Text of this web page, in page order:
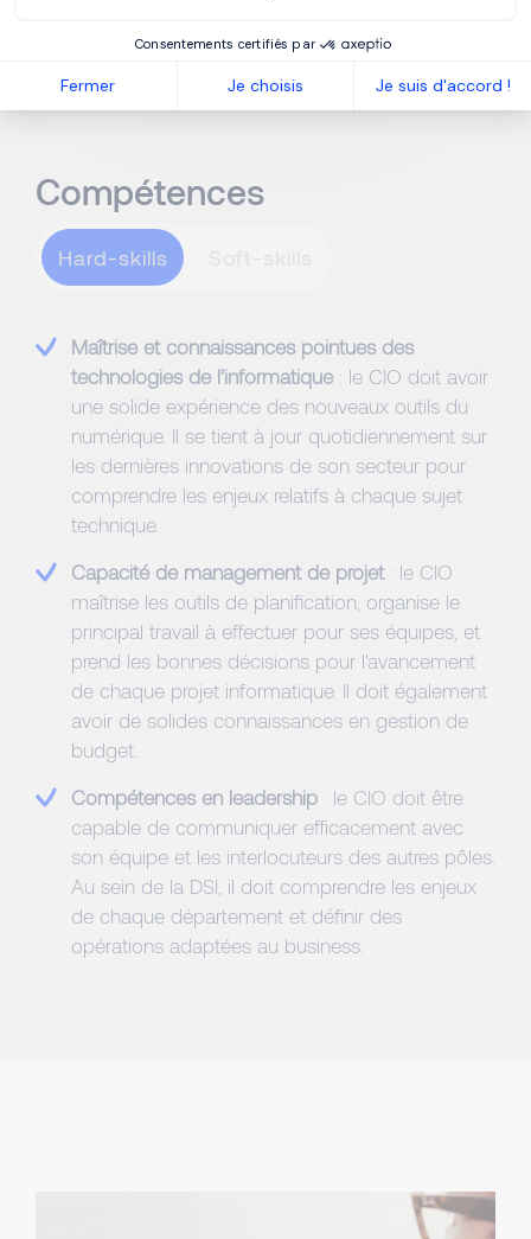
Consentements certifiés par
Fermer Je choisis Je suis d'accord !
Compétences
Hard-skills
Maîtrise et connaissances pointues des
technologies de l’informatique : le CIO doit avoir
une solide expérience des nouveaux outils du
numérique. Il se tient à jour quotidiennement sur
les dernières innovations de son secteur pour
comprendre les enjeux relatifs à chaque sujet
technique.
Capacité de management de projet: le CIO
maîtrise les outils de planification, organise le
principal travail à effectuer pour ses équipes, et
prend les bonnes décisions pour l'avancement
de chaque projet informatique. Il doit également
avoir de solides connaissances en gestion de
budget.
Compétences en leadership : le CIO doit être
capable de communiquer efficacement avec
son équipe et les interlocuteurs des autres pôles.
Au sein de la DSI, il doit comprendre les enjeux
de chaque département et définir des
opérations adaptées au business.